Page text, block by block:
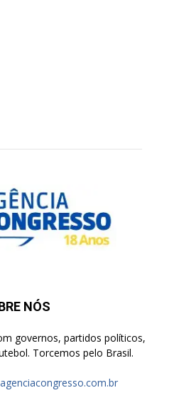
NÓS
governos, partidos políticos,
Torcemos pelo Brasil.